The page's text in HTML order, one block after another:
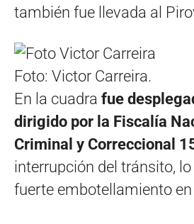
también fue llevada al
Foto: Victor Carreira.
En la cuadra fue
dirigido por la Fiscalía
Criminal y Correccional
interrupción del tránsito,
fuerte embotellamiento en